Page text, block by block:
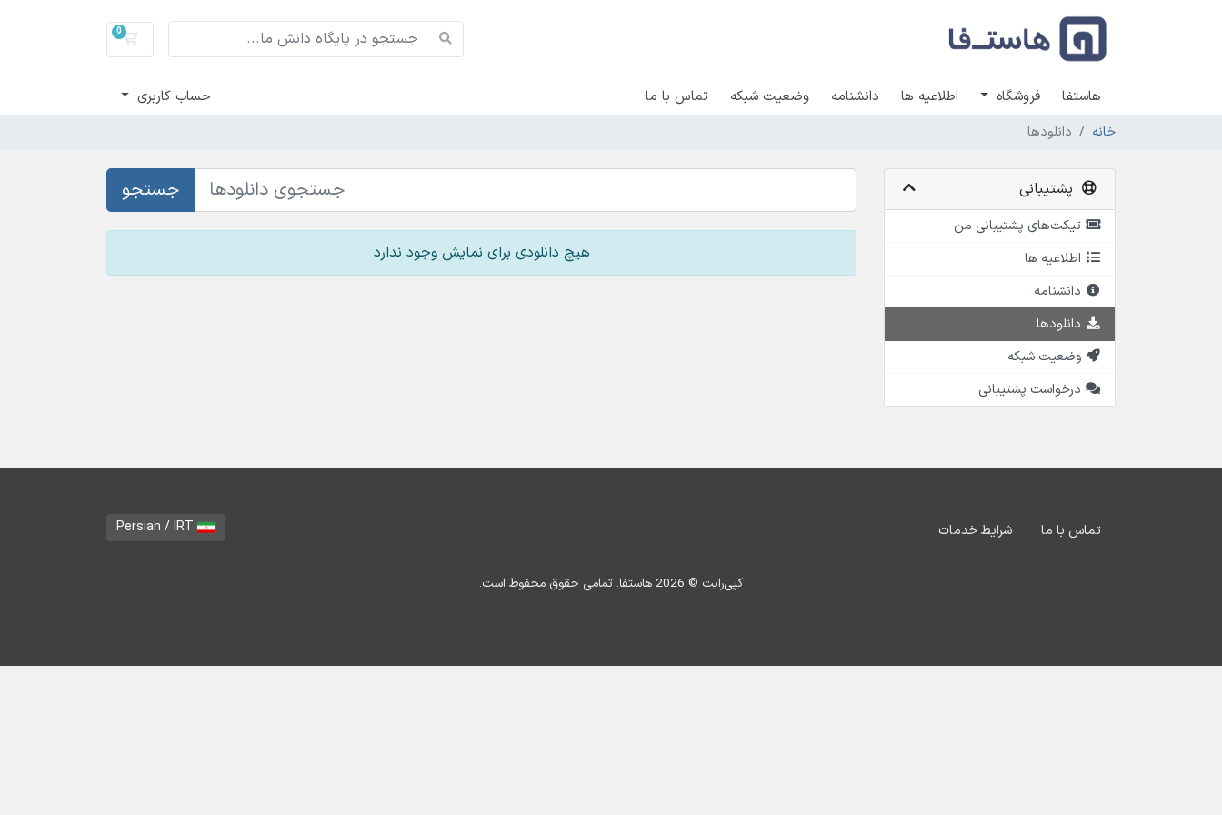
0
سبد خرید
هاستفا فروشگاه اطلاعیه ها دانشنامه وضعیت شبکه تماس با ما حساب کاربری
خانه دانلودها
پشتیبانی
تیکت‌های پشتیبانی من
اطلاعیه ها
دانشنامه
دانلودها
وضعیت شبکه
درخواست پشتیبانی
جستجو
هیچ دانلودی برای نمایش وجود ندارد
تماس با ما شرایط خدمات
کپی‌رایت © 2026 هاستفا. تمامی حقوق محفوظ است.